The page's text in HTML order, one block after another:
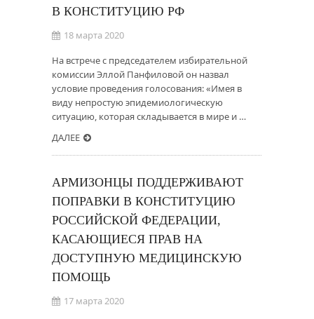
В КОНСТИТУЦИЮ РФ
18 марта 2020
На встрече с председателем избирательной
комиссии Эллой Панфиловой он назвал
условие проведения голосования: «Имея в
виду непростую эпидемиологическую
ситуацию, которая складывается в мире и …
ДАЛЕЕ
АРМИЗОНЦЫ ПОДДЕРЖИВАЮТ
ПОПРАВКИ В КОНСТИТУЦИЮ
РОССИЙСКОЙ ФЕДЕРАЦИИ,
КАСАЮЩИЕСЯ ПРАВ НА
ДОСТУПНУЮ МЕДИЦИНСКУЮ
ПОМОЩЬ
17 марта 2020